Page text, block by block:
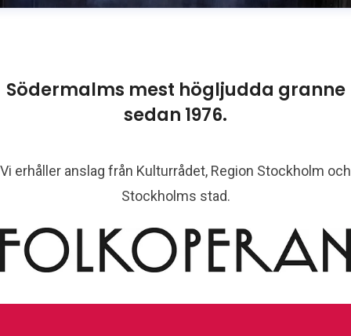
Södermalms mest högljudda granne
sedan 1976.
Vi erhåller anslag från Kulturrådet, Region Stockholm och
Stockholms stad.